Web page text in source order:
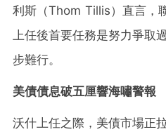
利斯（Thom Tillis）直言，
上任後首要任務是努力爭取
步難行。
美債債息破五厘響海嘯警報
沃什上任之際，美債市場正